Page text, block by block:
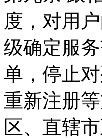
度，对用
级确定服
单，停止
重新注册
区、直辖